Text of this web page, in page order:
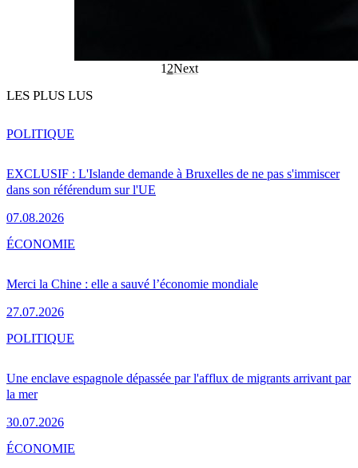
1 2Next
LES PLUS LUS
EXCLUSIF : L'Islande demande à Bruxelles de ne pas s'immiscer
dans son référendum sur l'UE
07.08.2026
POLITIQUE
Merci la Chine : elle a sauvé l’économie mondiale
27.07.2026
ÉCONOMIE
Une enclave espagnole dépassée par l'afflux de migrants arrivant par
la mer
30.07.2026
POLITIQUE
ÉCONOMIE